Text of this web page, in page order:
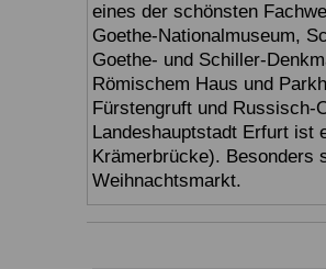
eines der schönsten
Goethe-Nationalmuseum,
Goethe- und Schiller-
Römischem Haus und
Fürstengruft und Russisch-
Landeshauptstadt Erfurt ist
Krämerbrücke). Besonders
Weihnachtsmarkt.